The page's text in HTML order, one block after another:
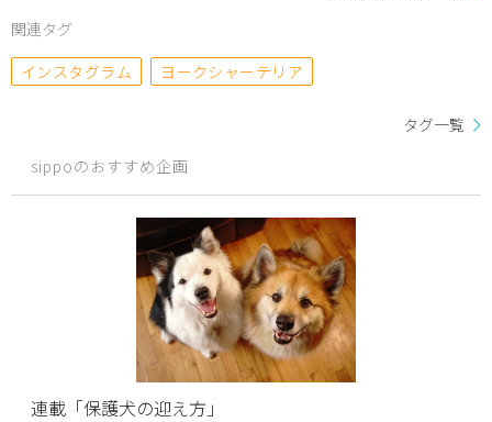
関連タグ
インスタグラム
ヨークシャーテリア
タグ一覧
sippoのおすすめ企画
連載「保護犬の迎え方」